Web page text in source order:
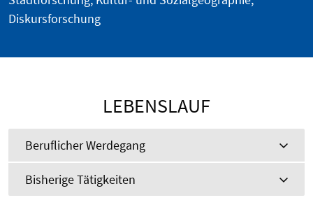
Diskursforschung
LEBENSLAUF
Beruflicher Werdegang
Bisherige Tätigkeiten